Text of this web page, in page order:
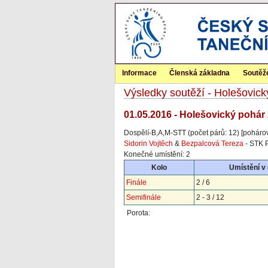
Informace Členská základna
Výsledky soutěží -
01.05.2016 - Holešovický pohár
Dospělí-B,A,M-STT (počet párů: 12)
Sidorin Vojtěch & Bezpalcová Tereza - STK
Konečné umístění: 2
Kolo
Umístění v
Finále
2 / 6
Semifinále
2 - 3 / 12
Porota: